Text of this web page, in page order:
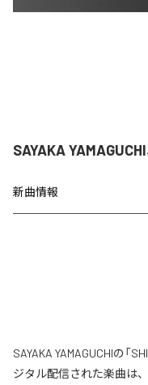
SAYAKA
新曲情報
SAYAKA YAMAGUCHIの「
ジタル配信された楽曲は、